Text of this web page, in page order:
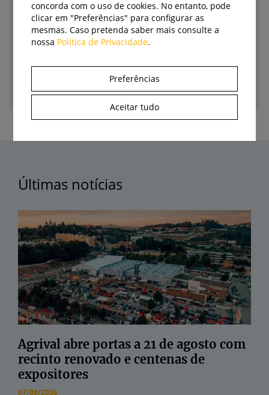
Últimas notícias
Agrival abre portas a 21 de agosto com
recinto renovado e centenas de
expositores
07/08/2026
concorda com o uso de cookies. No entanto, pode
clicar em "Preferências" para configurar as
mesmas. Caso pretenda saber mais consulte a
nossa Política de Privacidade.
Preferências
Aceitar tudo